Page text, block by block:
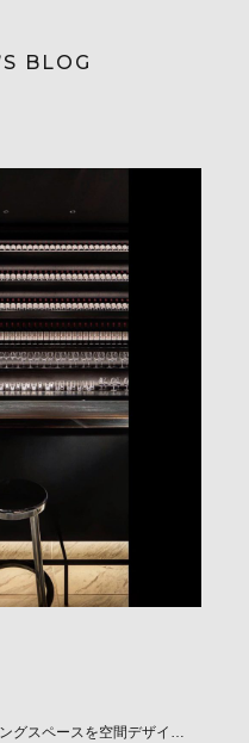
BLOG
グスペースを空間デザイ…